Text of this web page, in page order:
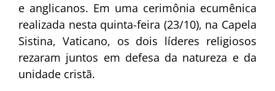
e anglicanos. Em uma cerimônia ecumênica
realizada nesta quinta-feira (23/10), na Capela
Sistina, Vaticano, os dois líderes religiosos
rezaram juntos em defesa da natureza e da
unidade cristã.